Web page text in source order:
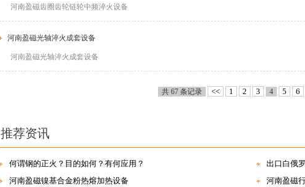
河南盈磁齿圈齿轮链轮中频淬火设备
河南盈磁光轴淬火成套设备
河南盈磁光轴淬火成套设备
共 67 条记录 << 1 2 3 4 5 6
推荐资讯
何谓钢的正火？目的如何？有何应用？
出口白俄
河南盈磁镍基合金粉热熔加热设备
河南盈磁